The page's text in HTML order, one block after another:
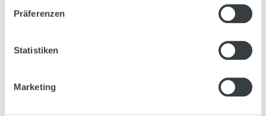
Präferenzen
Statistiken
Marketing
verwisselbare voerschroeven voor verschillende